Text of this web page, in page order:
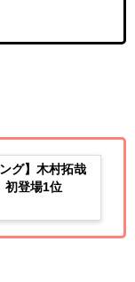
グ】木村拓哉
初登場1位